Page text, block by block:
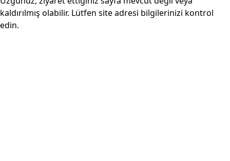
kaldırılmış olabilir. Lütfen site adresi bilgilerinizi kontrol
edin.